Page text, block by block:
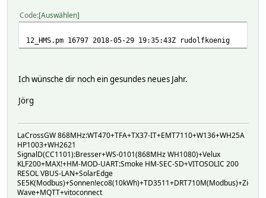
Code Auswählen
12_HMS.pm 16797 2018-05-29 19:35:43Z rudolfkoenig
Ich wünsche dir noch ein gesundes neues Jahr.
Jörg
LaCrossGW 868MHz:WT470+TFA+TX37-IT+EMT7110+W136+WH25A
HP1003+WH2621
SignalD(CC1101):Bresser+WS-0101(868MHz WH1080)+Velux
KLF200+MAX!+HM-MOD-UART:Smoke HM-SEC-SD+VITOSOLIC 200
RESOL VBUS-LAN+SolarEdge
Wave+MQTT+vitoconnect